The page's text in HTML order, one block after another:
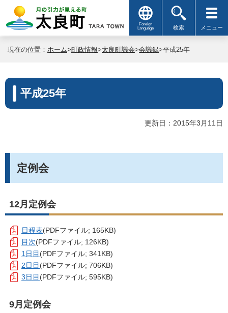
Foreign
Language
検索 メニュー
現在の位置： ホーム>町政情報>太良町議会>会議録>平成25年
平成25年
更新日：2015年3月11日
定例会
12月定例会
日程表(PDFファイル; 165KB)
目次(PDFファイル; 126KB)
1日目 (PDFファイル; 341KB)
2日目 (PDFファイル; 706KB)
3日目 (PDFファイル; 595KB)
9月定例会